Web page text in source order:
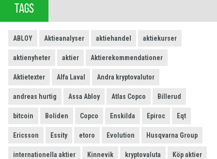
TAGS
ABLOY Aktieanalyser aktiehandel aktiekurser
aktienyheter aktier Aktierekommendationer
Aktietexter Alfa Laval Andra kryptovalutor
andreas hurtig Assa Abloy Atlas Copco Billerud
bitcoin Boliden Copco Enskilda Epiroc Eqt
Ericsson Essity etoro Evolution Husqvarna Group
internationella aktier Kinnevik kryptovaluta Köp aktier